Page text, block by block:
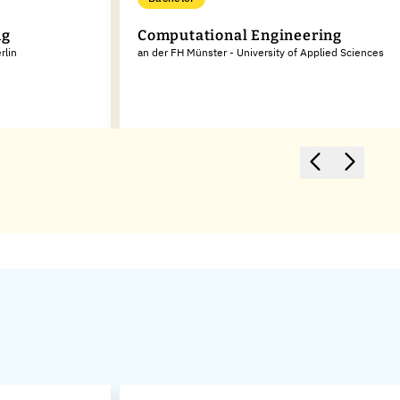
Computational Engineering
an der FH Münster - University of Applied Sciences